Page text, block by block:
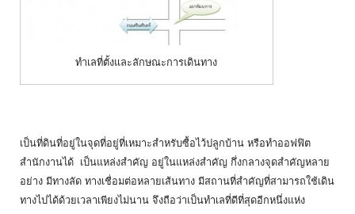
ทำเลที่ตั้งและลักษณะการเดินทาง
เป็นที่ดินที่อยู่ในจุดที่อยู่ที่เหมาะสำหรับซื้อไว้ปลูกบ้าน หรือทำออฟฟิต
สำนักงานได้ เป็นแหล่งสำคัญ อยู่ในแหล่งสำคัญ กึ่งกลางจุดสำคัญหลาย
อย่าง มีทางลัด ทางเชื่อมต่อหลายเส้นทาง มีสถานที่สำคัญที่สามารถใช้เดิน
ทางไปได้ด้วยเวลาเพียงไม่นาน จึงถือว่าเป็นทำเลที่ดีที่สุดอีกหนึ่งแห่ง